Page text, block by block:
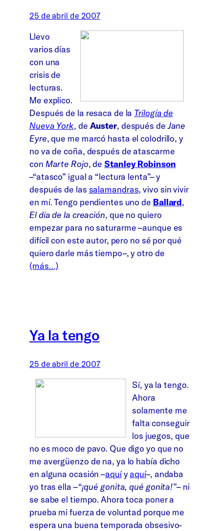
25 de abril de 2007
Llevo
varios días
con una
crisis de
lecturas.
Me explico.
Después de la resaca de la Trilogía de
Nueva York, de Auster, después deJane
Eyre, que me marcó hasta el colodrillo, y
no va de coña, después de atascarme
con Marte Rojo, deStanley Robinson
–“atasco” igual a “lectura lenta”– y
después de las salamandras, vivo sin vivir
en mí. Tengo pendientes uno de Ballard,
El día de la creación, que no quiero
empezar para no saturarme –aunque es
difícil con este autor, pero no sé por qué
quiero darle más tiempo–, y otro de
(más…)
Ya la tengo
25 de abril de 2007
Sí, ya la tengo.
Ahora
solamente me
falta conseguir
los juegos, que
no es moco de pavo. Que digo yo que no
me avergüenzo de na, ya lo había dicho
en alguna ocasión –aquíyaquí–, andaba
yo tras ella –“¡qué gonita, qué gonita!”– ni
se sabe el tiempo. Ahora toca poner a
prueba mi fuerza de voluntad porque me
espera una buena temporada obsesivo-